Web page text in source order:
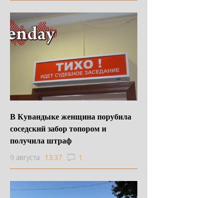
В Кувандыке женщина порубила
соседский забор топором и
получила штраф
9 августа 13:37 1